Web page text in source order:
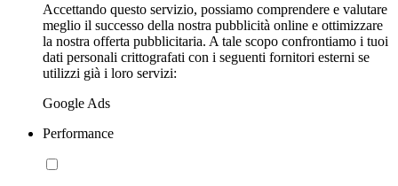
Accettando questo servizio, possiamo comprendere e valutare
meglio il successo della nostra pubblicità online e ottimizzare
la nostra offerta pubblicitaria. A tale scopo confrontiamo i tuoi
dati personali crittografati con i seguenti fornitori esterni se
utilizzi già i loro servizi:
Google Ads
Performance